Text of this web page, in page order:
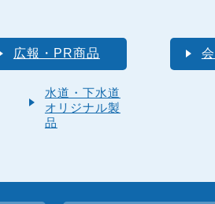
広報・PR商品
水道・下水道
オリジナル製
品